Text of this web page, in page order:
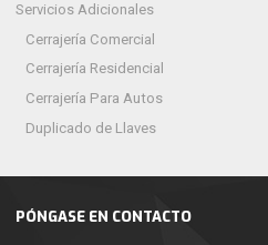
PÓNGASE EN CONTACTO
Servicios Adicionales
Cerrajería Comercial
Cerrajería Residencial
Cerrajería Para Autos
Duplicado de Llaves